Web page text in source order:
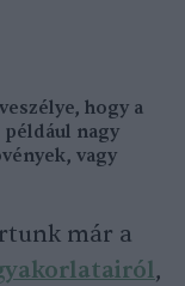
hogy a
például nagy
vagy
már a
,